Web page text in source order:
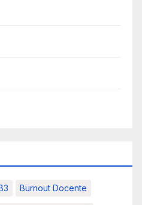
Burnout Docente